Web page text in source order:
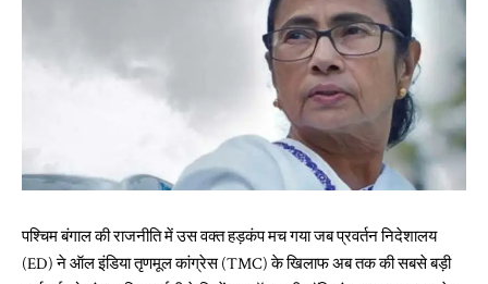
पश्चिम बंगाल की राजनीति में उस वक्त हड़कंप मच गया जब प्रवर्तन निदेशालय
(ED) ने ऑल इंडिया तृणमूल कांग्रेस (TMC) के खिलाफ अब तक की सबसे बड़ी